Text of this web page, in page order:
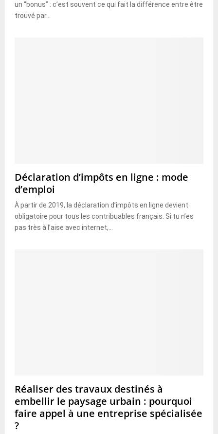
un “bonus” : c’est souvent ce qui fait la différence entre être
trouvé par...
Déclaration d’impôts en ligne : mode
d’emploi
À partir de 2019, la déclaration d’impôts en ligne devient
obligatoire pour tous les contribuables français. Si tu n’es
pas très à l’aise avec internet,...
Réaliser des travaux destinés à
embellir le paysage urbain : pourquoi
faire appel à une entreprise spécialisée
?